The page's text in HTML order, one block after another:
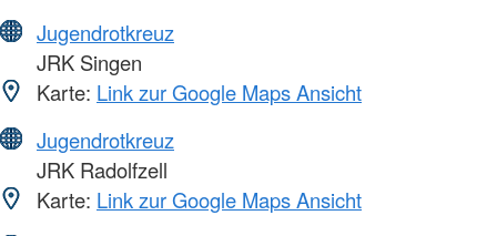
Jugendrotkreuz
JRK Singen
Karte: Link zur Google Maps Ansicht
Jugendrotkreuz
JRK Radolfzell
Karte: Link zur Google Maps Ansicht